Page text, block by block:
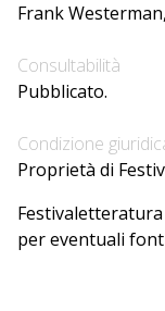
Frank
Consultabilità
Pubblicato.
Condizione
Proprietà di
per eventuali